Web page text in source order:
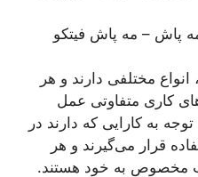
پاش – مه پاش فیتکو
مختلفی دارند و هر
کاری متفاوتی عمل
به کارایی که دارند در
قرار می‌گیرند و هر
مخصوص به خود هستند.